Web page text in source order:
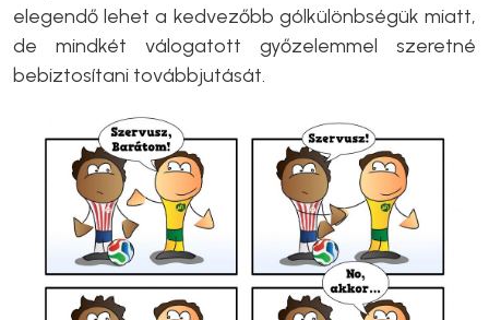
elegendő lehet a kedvezőbb gólkülönbségük miatt,
de mindkét válogatott győzelemmel szeretné
bebiztosítani továbbjutását.